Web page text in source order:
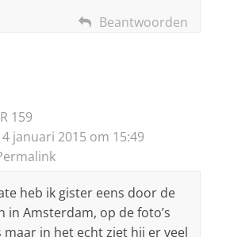
Beantwoorden
159
januari 2015 om 15:49
heb ik gister eens door de
in Amsterdam, op de foto’s
in het echt ziet hij er veel